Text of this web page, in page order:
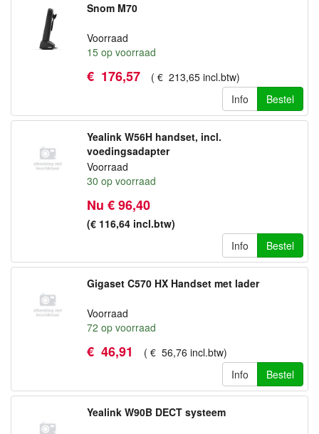
Snom M70
Voorraad
15 op voorraad
€ 176,57 ( € 213,65 incl.btw)
Info
Bestel
Yealink W56H handset, incl.
voedingsadapter
Voorraad
30 op voorraad
Nu € 96,40
(€ 116,64 incl.btw)
Info
Bestel
Gigaset C570 HX Handset met lader
Voorraad
72 op voorraad
€ 46,91 ( € 56,76 incl.btw)
Info
Bestel
Yealink W90B DECT systeem